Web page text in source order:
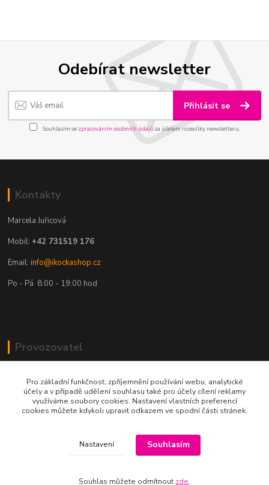
Odebírat newsletter
Přihlásit se
Souhlasím se zpracováním osobních údajůza účelem rozesílky newsletteru.
Kontakty
Marcela Juřicová
Mobil: +42 731519 176
Email:info@ikockashop.cz
Po - Pá 8:00 - 19:00 hod
Provozovatel
U Parku 2867/1
702 00 Ostrava
Pro základní funkčnost, zpříjemnění používání webu, analytické
účely a v případě udělení souhlasu také pro účely cílení reklamy
využíváme soubory cookies. Nastavení vlastních preferencí
cookies můžete kdykoli upravit odkazem ve spodní části stránek.
Nastavení Souhlasím
Souhlas můžete odmítnout zde.